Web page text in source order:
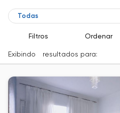
Filtros Ordenar
Exibindo resultados para: